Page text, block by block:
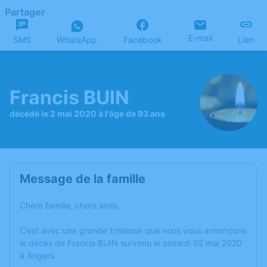
Partager
SMS WhatsApp Facebook E-mail Lien
Francis BUIN
décédé le 2 mai 2020 à l'âge de 93 ans
Message de la famille
Chère famille, chers amis,
C’est avec une grande tristesse que nous vous annonçons
le décès de Francis BUIN survenu le samedi 02 mai 2020
à Angers.